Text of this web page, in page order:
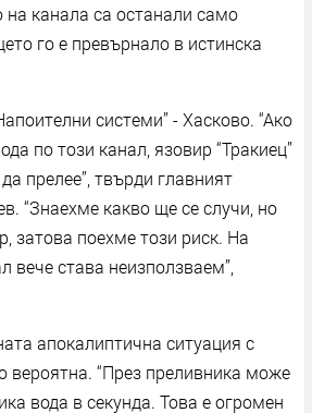
на канала са останали само
го е превърнало в истинска
системи” - Хасково. “Ако
по този канал, язовир “Тракиец”
прелее”, твърди главният
“Знаехме какво ще се случи, но
затова поехме този риск. На
вече става неизползваем”,
апокалиптична ситуация с
вероятна. “През преливника може
вода в секунда. Това е огромен